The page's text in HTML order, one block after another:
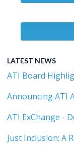
LATEST NEWS
ATI Board
Announcing ATI
ATI ExChange -
Just Inclusion: A